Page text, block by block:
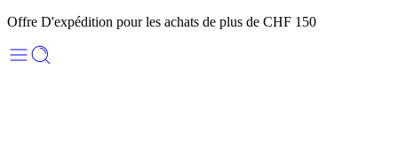
Offre D'expédition pour les achats de plus de CHF 150